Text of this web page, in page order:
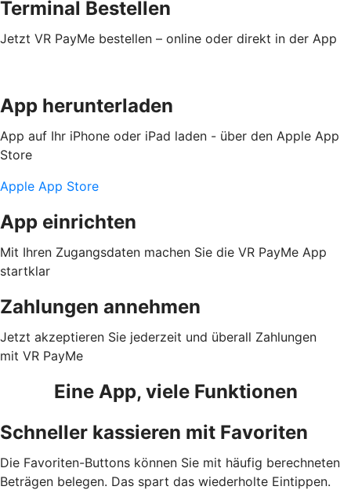
Terminal Bestellen
Jetzt VR PayMe bestellen – online oder direkt in der App
App herunterladen
App auf Ihr iPhone oder iPad laden - über den Apple App
Store
Apple App Store
App einrichten
Mit Ihren Zugangsdaten machen Sie die VR PayMe App
startklar
Zahlungen annehmen
Jetzt akzeptieren Sie jederzeit und überall Zahlungen
mit VR PayMe
Eine App, viele Funktionen
Schneller kassieren mit Favoriten
Die Favoriten-Buttons können Sie mit häufig berechneten
Beträgen belegen. Das spart das wiederholte Eintippen.